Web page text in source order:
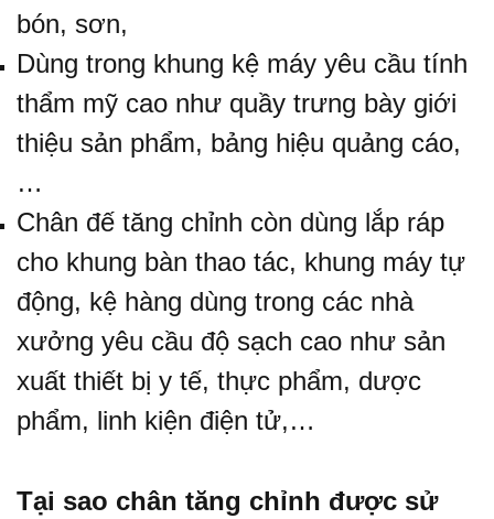
bón, sơn,
Dùng trong khung kệ máy yêu cầu tính
thẩm mỹ cao như quầy trưng bày giới
thiệu sản phẩm, bảng hiệu quảng cáo,
…
Chân đế tăng chỉnh còn dùng lắp ráp
cho khung bàn thao tác, khung máy tự
động, kệ hàng dùng trong các nhà
xưởng yêu cầu độ sạch cao như sản
xuất thiết bị y tế, thực phẩm, dược
phẩm, linh kiện điện tử,…
Tại sao chân tăng chỉnh được sử